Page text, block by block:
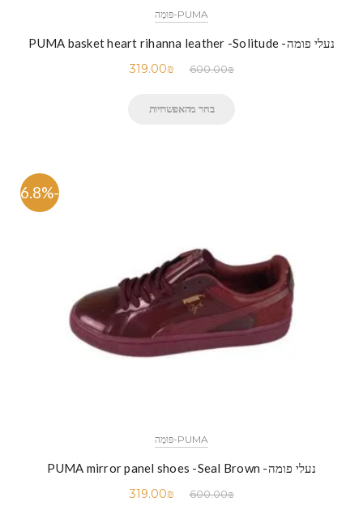
PUMA-פּוּמָה
נעלי פומה- PUMA basket heart rihanna leather -Solitude
600.00₪
319.00₪
בחר מהאפשרויות
-46.8%
PUMA-פּוּמָה
נעלי פומה- PUMA mirror panel shoes -Seal Brown
600.00₪
319.00₪